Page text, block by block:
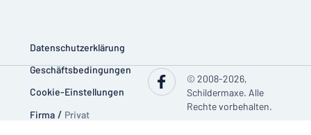
Datenschutzerklärung
Geschäftsbedingungen
Cookie-Einstellungen
Firma / Privat
© 2008-2026,
Schildermaxe. Alle
Rechte vorbehalten.